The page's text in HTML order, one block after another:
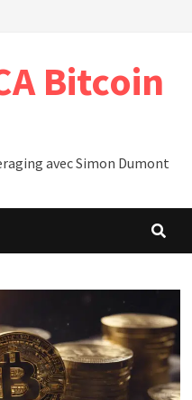
Bitcoin
avec Simon Dumont